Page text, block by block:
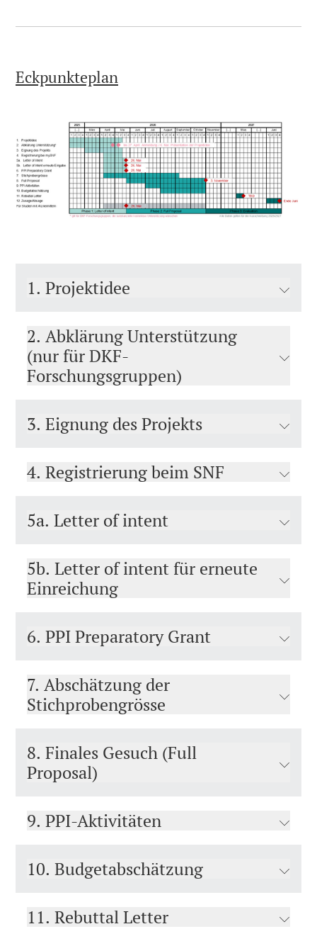
Eckpunkteplan
1. Projektidee
2. Abklärung Unterstützung
(nur für DKF-
Forschungsgruppen)
3. Eignung des Projekts
4. Registrierung beim SNF
5a. Letter of intent
5b. Letter of intent für erneute
Einreichung
6. PPI Preparatory Grant
7. Abschätzung der
Stichprobengrösse
8. Finales Gesuch (Full
Proposal)
9. PPI-Aktivitäten
10. Budgetabschätzung
11. Rebuttal Letter